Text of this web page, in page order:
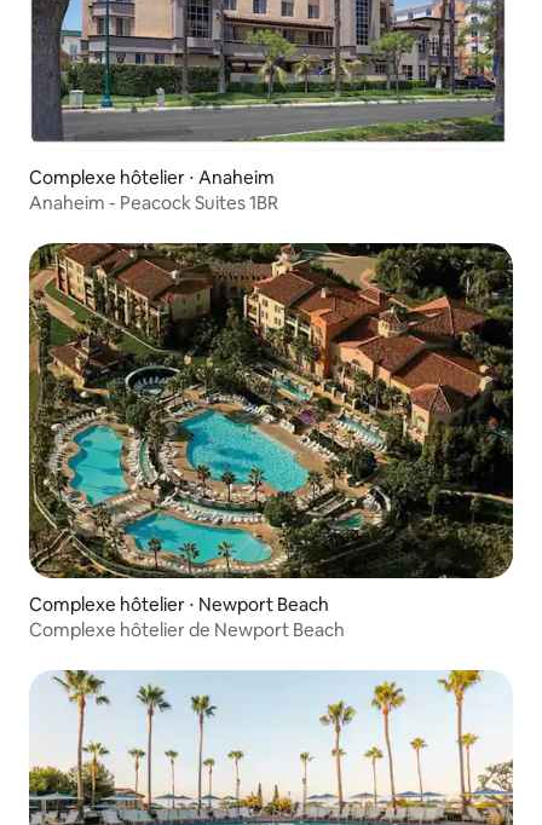
Complexe hôtelier ⋅ Anaheim
Anaheim - Peacock Suites 1BR
Complexe hôtelier ⋅ Newport Beach
Complexe hôtelier de Newport Beach